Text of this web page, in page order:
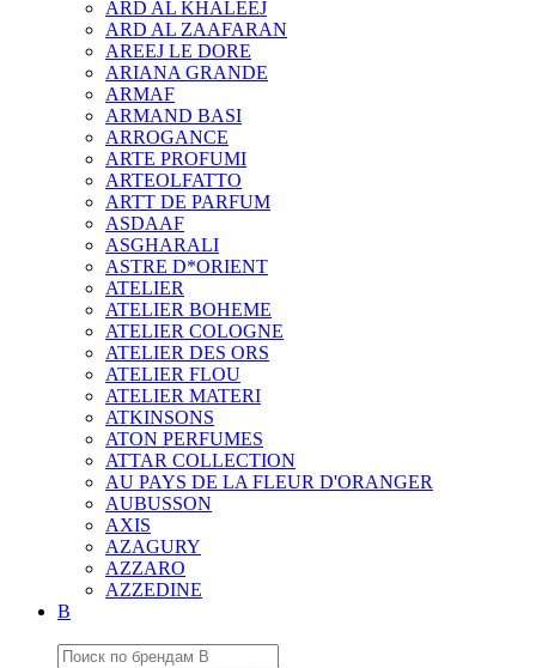
ARD AL KHALEEJ
ARD AL ZAAFARAN
AREEJ LE DORE
ARIANA GRANDE
ARMAF
ARMAND BASI
ARROGANCE
ARTE PROFUMI
ARTEOLFATTO
ARTT DE PARFUM
ASDAAF
ASGHARALI
ASTRE D*ORIENT
ATELIER
ATELIER BOHEME
ATELIER COLOGNE
ATELIER DES ORS
ATELIER FLOU
ATELIER MATERI
ATKINSONS
ATON PERFUMES
ATTAR COLLECTION
AU PAYS DE LA FLEUR D'ORANGER
AUBUSSON
AXIS
AZAGURY
AZZARO
AZZEDINE
B